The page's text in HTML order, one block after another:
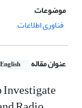
موضوعات
فناوری اطلاعات
عنوان مقاله English
Investigate